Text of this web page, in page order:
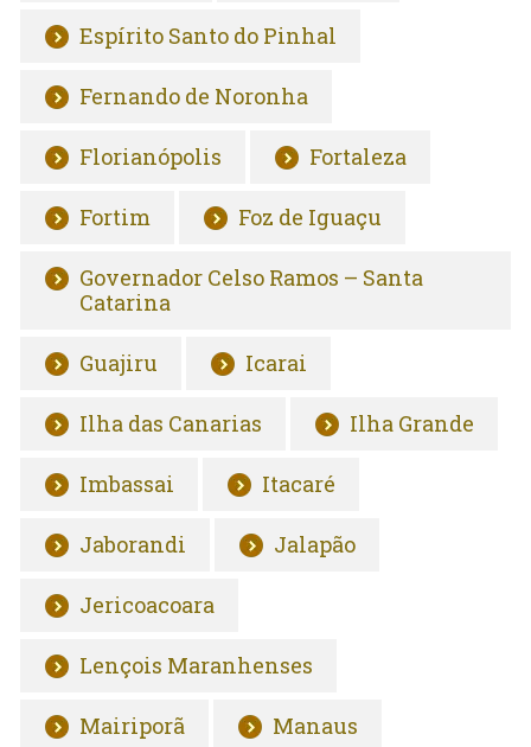
Espírito Santo do Pinhal
Fernando de Noronha
Florianópolis Fortaleza
Fortim Foz de Iguaçu
Governador Celso Ramos – Santa
Catarina
Guajiru Icarai
Ilha das Canarias Ilha Grande
Imbassai Itacaré
Jaborandi Jalapão
Jericoacoara
Lençois Maranhenses
Mairiporã Manaus